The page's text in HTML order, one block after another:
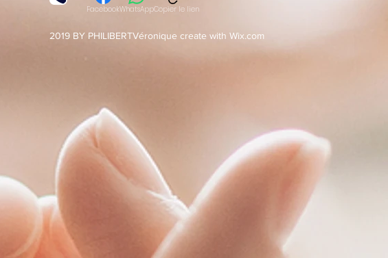
FacebookWhatsAppCopier le lien
2019 BY PHILIBERTVéronique create with Wix.com